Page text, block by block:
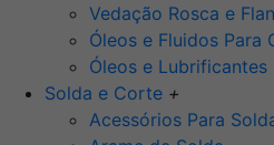
Vedação Rosca e
Óleos e Fluidos Para
Óleos e Lubrificantes
Solda e Corte +
Acessórios Para